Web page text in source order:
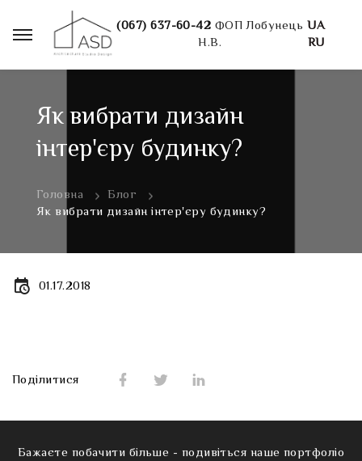
(067) 637-60-42 ФОП Лобунець
Н.В.
UA
RU
Як вибрати дизайн
інтер'єру будинку?
Головна
Блог
Як вибрати дизайн інтер'єру будинку?
01.17.2018
Поділитися
Бажаєте побачити більше - подивіться наше портфоліо